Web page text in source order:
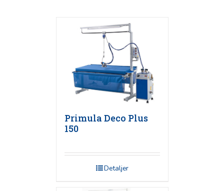
Primula Deco Plus
150
Detaljer